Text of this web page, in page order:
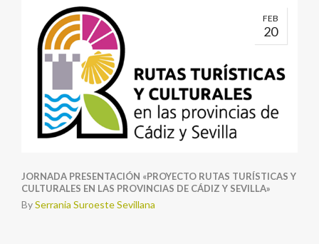
FEB
20
JORNADA PRESENTACIÓN «PROYECTO RUTAS TURÍSTICAS Y
CULTURALES EN LAS PROVINCIAS DE CÁDIZ Y SEVILLA»
BySerrania Suroeste Sevillana